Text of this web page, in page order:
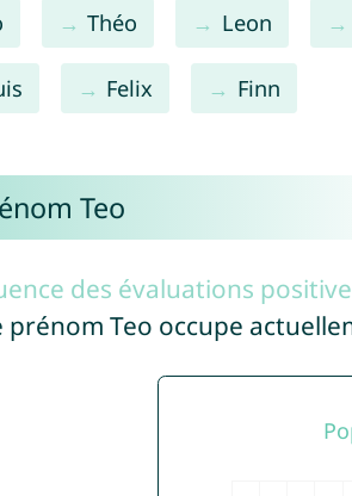
Théo Leon
Felix Finn
Teo
des évaluations
Teo occupe